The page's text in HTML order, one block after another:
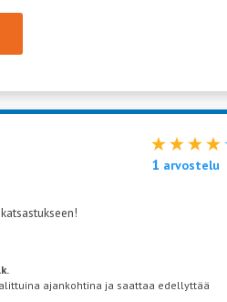
1 arvostelu
ajankohtina ja saattaa edellyttää